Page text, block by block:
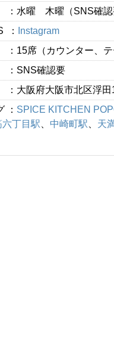
水曜 木曜（SNS確認
：
Instagram
席（カウンター、テ
SNS確認要
阪府大阪市北区浮田
： SPICE KITCHEN
六丁目駅 中崎町駅 天